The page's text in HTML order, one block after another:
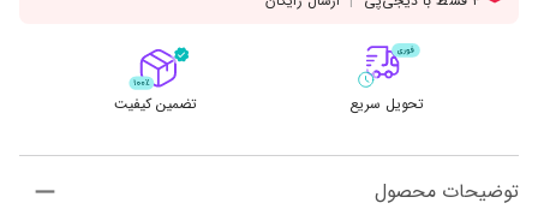
تحویل سریع تضمین کیفیت
توضیحات محصول